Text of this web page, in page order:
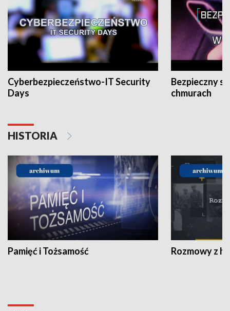
Cyberbezpieczeństwo-IT Security
Days
Bezpieczny
chmurach
HISTORIA
Pamięć i Tożsamość Rozmowy z